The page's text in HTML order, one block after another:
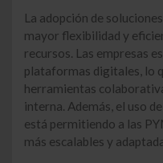
La adopción de
mayor flexibilidad y
recursos. Las empresas
plataformas digitales, lo
herramientas
interna. Además, el uso
está permitiendo a las
más escalables y